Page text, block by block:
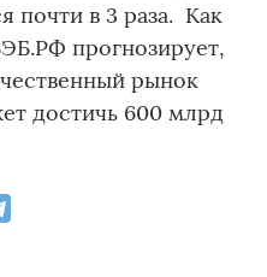
почти в 3 раза. Как
прогнозирует,
рынок
достичь 600 млрд